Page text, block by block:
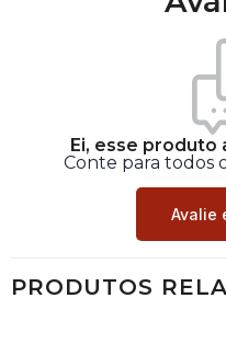
Ei, esse produto
Conte para todos
Avalie
PRODUTOS